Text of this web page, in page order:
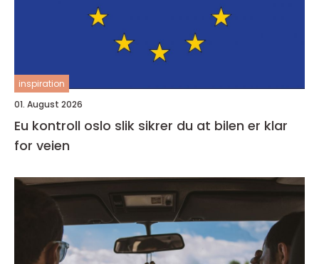
inspiration
01. August 2026
Eu kontroll oslo slik sikrer du at bilen er klar
for veien